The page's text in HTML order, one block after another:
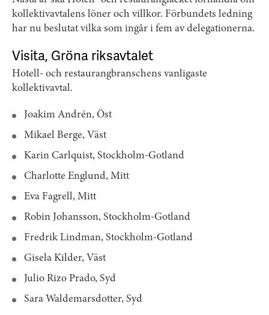
kollektivavtalens löner och villkor. Förbundets ledning
har nu beslutat vilka som ingår i fem av delegationerna.
Visita, Gröna riksavtalet
Hotell- och restaurangbranschens vanligaste
kollektivavtal.
Joakim Andrén, Öst
Mikael Berge, Väst
Karin Carlquist, Stockholm-Gotland
Charlotte Englund, Mitt
Eva Fagrell, Mitt
Robin Johansson, Stockholm-Gotland
Fredrik Lindman, Stockholm-Gotland
Gisela Kilder, Väst
Julio Rizo Prado, Syd
Sara Waldemarsdotter, Syd